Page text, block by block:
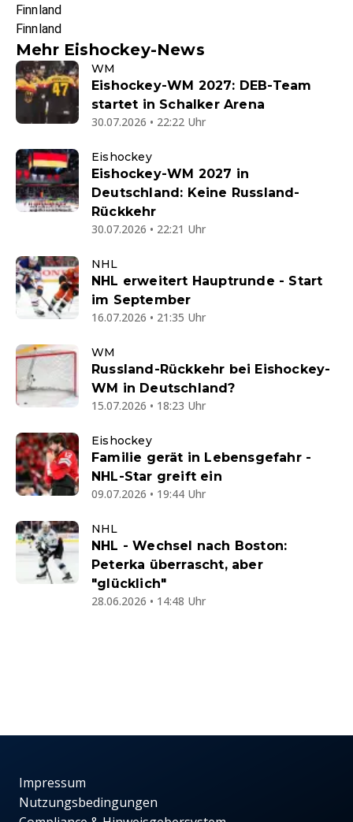
Finnland
Finnland
Mehr Eishockey-News
WM
Eishockey-WM 2027: DEB-Team
startet in Schalker Arena
30.07.2026 • 22:22 Uhr
Eishockey
Eishockey-WM 2027 in
Deutschland: Keine Russland-
Rückkehr
30.07.2026 • 22:21 Uhr
NHL
NHL erweitert Hauptrunde - Start
im September
16.07.2026 • 21:35 Uhr
WM
Russland-Rückkehr bei Eishockey-
WM in Deutschland?
15.07.2026 • 18:23 Uhr
Eishockey
Familie gerät in Lebensgefahr -
NHL-Star greift ein
09.07.2026 • 19:44 Uhr
NHL
NHL - Wechsel nach Boston:
Peterka überrascht, aber
"glücklich"
28.06.2026 • 14:48 Uhr
Impressum
Nutzungsbedingungen